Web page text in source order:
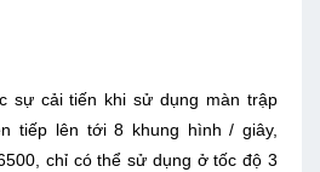
sự cải tiến khi sử dụng màn trập
tiếp lên tới 8 khung hình / giây,
chỉ có thể sử dụng ở tốc độ 3